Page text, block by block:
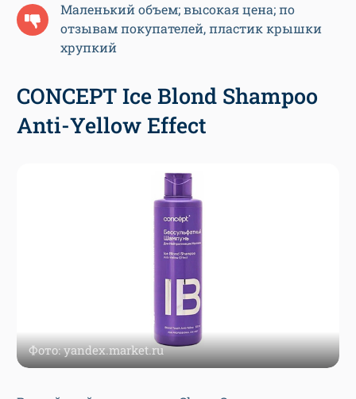
Маленький объем; высокая цена; по
отзывам покупателей, пластик крышки
хрупкий
CONCEPT Ice Blond Shampoo
Anti-Yellow Effect
Фото: yandex.market.ru